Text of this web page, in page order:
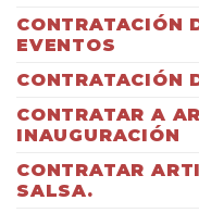
CONTRATACIÓN
EVENTOS
CONTRATACIÓN
CONTRATAR A
INAUGURACIÓN
CONTRATAR
SALSA.